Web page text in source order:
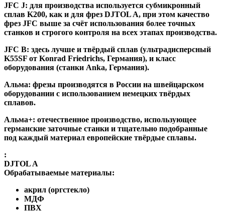
JFC J: для производства используется субмикронный
сплав K200, как и для фрез DJTOL A, при этом качество
фрез JFC выше за счёт использования более точных
станков и строгого контроля на всех этапах производства.
JFC B: здесь лучше и твёрдый сплав (ультрадисперсный
K55SF от Konrad Friedrichs, Германия), и класс
оборудования (станки Anka, Германия).
Альма: фрезы производятся в России на швейцарском
оборудовании с использованием немецких твёрдых
сплавов.
Альма+: отечественное производство, использующее
германские заточные станки и тщательно подобранные
под каждый материал европейские твёрдые сплавы.
:
DJTOL A
Обрабатываемые материалы:
акрил (оргстекло)
МДФ
ПВХ